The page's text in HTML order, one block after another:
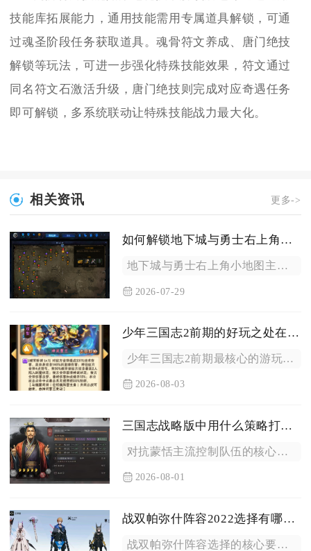
技能库拓展能力，通用技能需用专属道具解锁，可通
过魂圣阶段任务获取道具。魂骨符文养成、唐门绝技
解锁等玩法，可进一步强化特殊技能效果，符文通过
同名符文石激活升级，唐门绝技则完成对应奇遇任务
即可解锁，多系统联动让特殊技能战力最大化。
相关资讯 更多->
如何解锁地下城与勇士右上角地图
地下城与勇士右上角小地图主要通过界面编辑模式恢复显示，其次调...
2026-07-29
少年三国志2前期的好玩之处在哪里
少年三国志2前期最核心的游玩乐趣集中在无门槛福利供给、灵活的...
2026-08-03
三国志战略版中用什么策略打败蒙恬
对抗蒙恬主流控制队伍的核心策略分为护盾减伤续航、先手沉默封锁...
2026-08-01
战双帕弥什阵容2022选择有哪些要点
战双帕弥什阵容选择的核心要点为先确定纯色属性编队框架，严格遵...